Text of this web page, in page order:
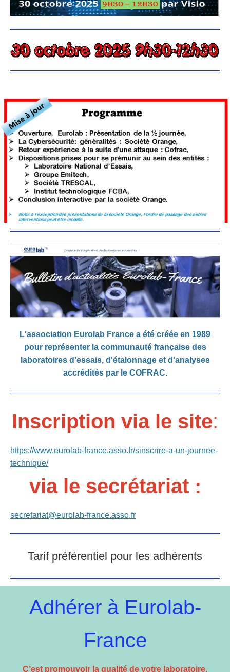
L'association Eurolab France a été créée en 1989
pour représenter la communauté française des
laboratoires d'essais, d'étalonnage et d'analyses
accrédités par le COFRAC.
Inscription via le site:
https://www.eurolab-france.asso.fr/sinscrire-a-un-journee-
technique/
via le secrétariat :
secretariat@eurolab-france.asso.fr
Tarif préférentiel pour les adhérents
Adhérer à Eurolab-
France
C’est promouvoir la qualité de votre laboratoire,